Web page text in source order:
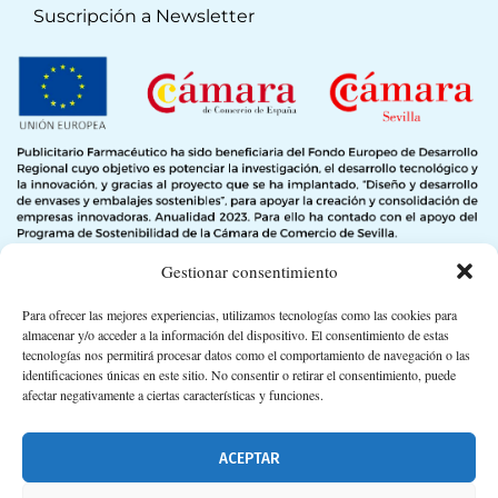
Gestionar consentimiento
Para ofrecer las mejores experiencias, utilizamos tecnologías como las cookies para
almacenar y/o acceder a la información del dispositivo. El consentimiento de estas
tecnologías nos permitirá procesar datos como el comportamiento de navegación o las
identificaciones únicas en este sitio. No consentir o retirar el consentimiento, puede
afectar negativamente a ciertas características y funciones.
ACEPTAR
Suscripción a Newsletter